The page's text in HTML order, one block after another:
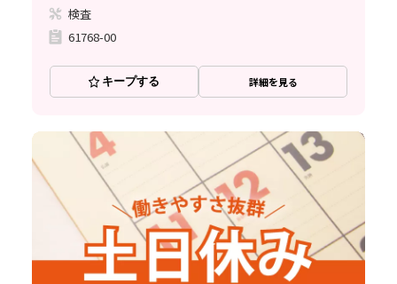
検査
61768-00
キープする 詳細を見る